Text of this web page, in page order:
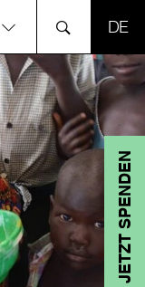
JETZT SPENDEN